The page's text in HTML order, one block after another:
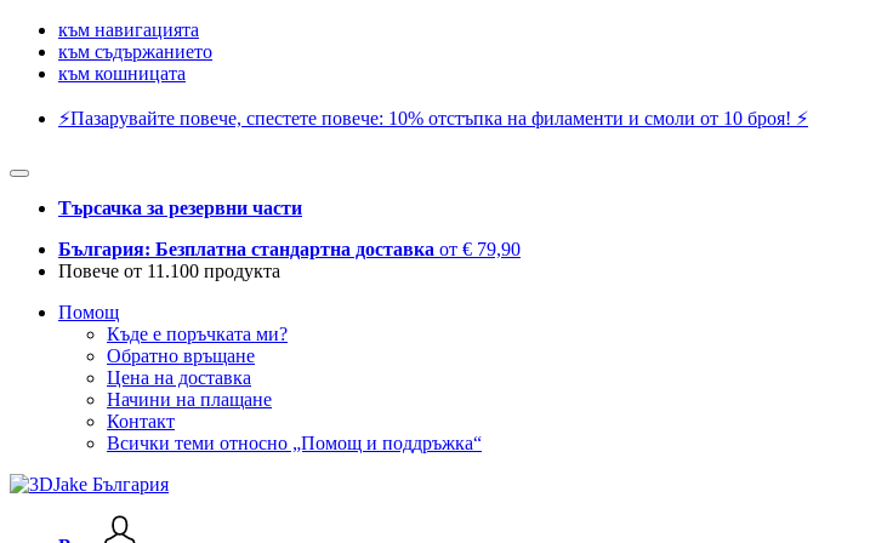
към навигацията
към съдържанието
към кошницата
⚡️Пазарувайте повече, спестете повече: 10% отстъпка на филаменти и смоли от 10 броя! ⚡️
Търсачка за резервни части
България: Безплатна стандартна доставка от € 79,90
Повече от 11.100 продукта
Помощ
Къде е поръчката ми?
Обратно връщане
Цена на доставка
Начини на плащане
Контакт
Всички теми относно „Помощ и поддръжка“